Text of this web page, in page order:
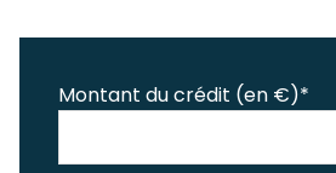
Montant du crédit (en €)*